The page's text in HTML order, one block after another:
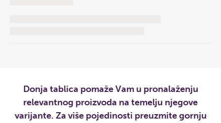
Donja tablica pomaže Vam u pronalaženju
relevantnog proizvoda na temelju njegove
varijante. Za više pojedinosti preuzmite gornju